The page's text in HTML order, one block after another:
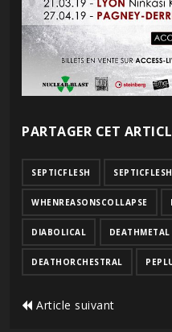
PARTAGER CET
SEPTICFLESH SEPTICFLESH
WHENREASONSCOLLAPSE
DIABOLICAL DEATHMETAL
DEATHORCHESTRAL
Article suivant